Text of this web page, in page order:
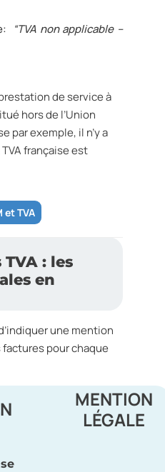
“TVA non applicable –
de service à
hors de l’Union
par exemple, il n’y a
française est
et TVA
: les
en
une mention
pour chaque
MENTION
LÉGALE